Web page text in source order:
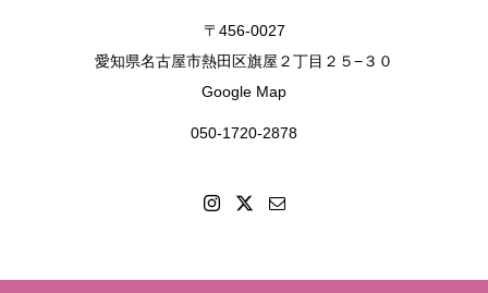
〒456-0027
愛知県名古屋市熱田区旗屋２丁目２５−３０
Google Map
050-1720-2878